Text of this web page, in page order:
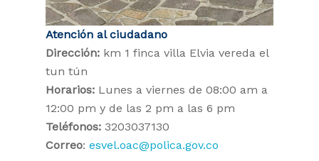
Atención al ciudadano
Dirección: km 1 finca villa Elvia vereda el
tun tún
Horarios: Lunes a viernes de 08:00 am a
12:00 pm y de las 2 pm a las 6 pm
Teléfonos: 3203037130
Correo: esvel.oac@polica.gov.co